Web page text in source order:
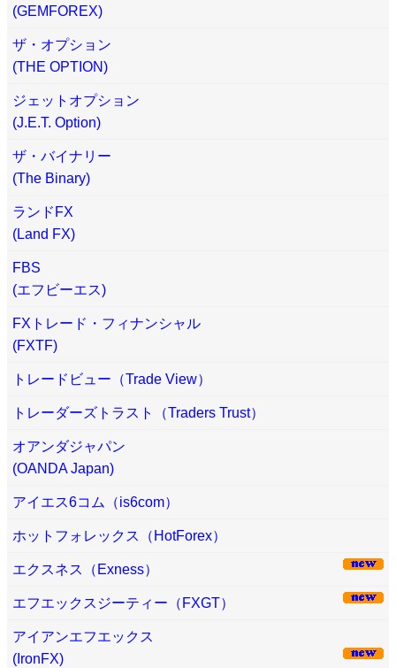
(GEMFOREX)
ザ・オプション
(THE OPTION)
ジェットオプション
(J.E.T. Option)
ザ・バイナリー
(The Binary)
ランドFX
(Land FX)
FBS
(エフビーエス)
FXトレード・フィナンシャル
(FXTF)
トレードビュー（Trade View）
トレーダーズトラスト（Traders Trust）
オアンダジャパン
(OANDA Japan)
アイエス6コム（is6com）
ホットフォレックス（HotForex）
エクスネス（Exness）
エフエックスジーティー（FXGT）
アイアンエフエックス
(IronFX)